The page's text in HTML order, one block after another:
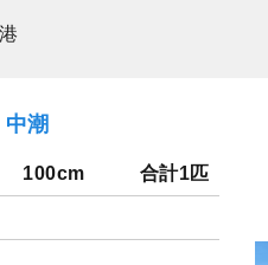
潮
100cm 合計1匹